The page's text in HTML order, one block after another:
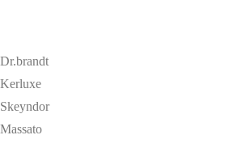
Dr.brandt
Kerluxe
Skeyndor
Massato